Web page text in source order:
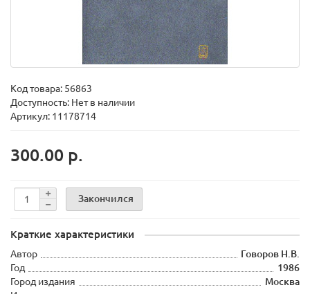
Код товара: 56863
Доступность: Нет в наличии
Артикул: 11178714
300.00 р.
Закончился
Краткие характеристики
Автор
Говоров Н.В.
Год
1986
Город издания
Москва